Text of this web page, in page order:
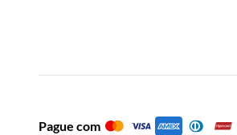
Pague com